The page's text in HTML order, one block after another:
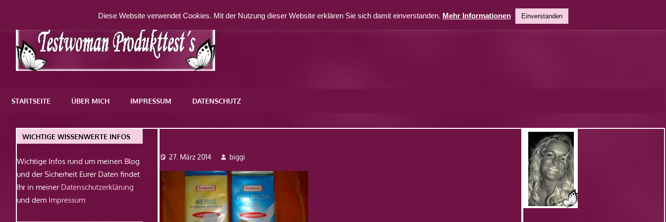
springen
WordPress-
STARTSEITE ÜBER MICH IMPRESSUM DATENSCHUTZ
27. März 2014 biggi
WICHTIGE WISSENWERTE INFOS
Wichtige Infos rund um meinen Blog
und der Sicherheit Eurer Daten findet
Ihr in meiner Datenschutzerklärung
und dem Impressum
Diese Website verwendet Cookies. Mit der Nutzung dieser Website erklären Sie sich damit einverstanden. Mehr Informationen Einverstanden